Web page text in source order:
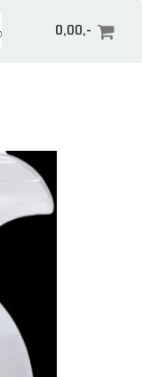
0,00,-
Trykk ENTER for å søke